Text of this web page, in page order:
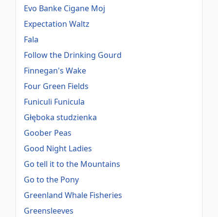
Evo Banke Cigane Moj
Expectation Waltz
Fala
Follow the Drinking Gourd
Finnegan's Wake
Four Green Fields
Funiculi Funicula
Głęboka studzienka
Goober Peas
Good Night Ladies
Go tell it to the Mountains
Go to the Pony
Greenland Whale Fisheries
Greensleeves